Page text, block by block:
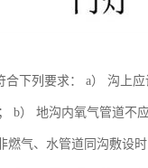
下列要求： a） 沟上
b） 地沟内氧气管道不
燃气、水管道同沟敷设